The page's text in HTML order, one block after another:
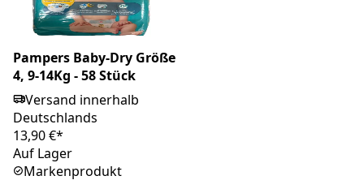
Pampers Baby-Dry Größe
4, 9-14Kg - 58 Stück
Versand innerhalb
Deutschlands
13,90 €*
Auf Lager
Markenprodukt